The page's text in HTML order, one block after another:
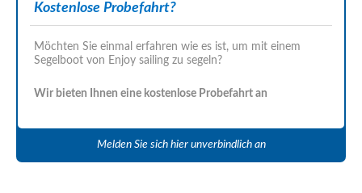
Kostenlose Probefahrt?
Möchten Sie einmal erfahren wie es ist, um mit einem
Segelboot von Enjoy sailing zu segeln?
Wir bieten Ihnen eine kostenlose Probefahrt an
Melden Sie sich hier unverbindlich an